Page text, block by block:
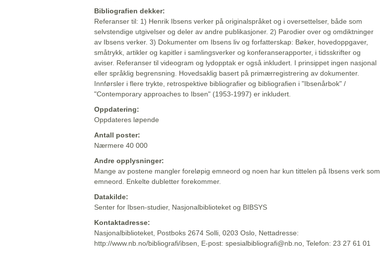
Bibliografien dekker:
Referanser til: 1) Henrik Ibsens verker på originalspråket og i oversettelser, både som
selvstendige utgivelser og deler av andre publikasjoner. 2) Parodier over og omdiktninger
av Ibsens verker. 3) Dokumenter om Ibsens liv og forfatterskap: Bøker, hovedoppgaver,
småtrykk, artikler og kapitler i samlingsverker og konferanserapporter, i tidsskrifter og
aviser. Referanser til videogram og lydopptak er også inkludert. I prinsippet ingen nasjonal
eller språklig begrensning. Hovedsaklig basert på primærregistrering av dokumenter.
Innførsler i flere trykte, retrospektive bibliografier og bibliografien i "Ibsenårbok" /
"Contemporary approaches to Ibsen" (1953-1997) er inkludert.
Oppdatering:
Oppdateres løpende
Antall poster:
Nærmere 40 000
Andre opplysninger:
Mange av postene mangler foreløpig emneord og noen har kun tittelen på Ibsens verk som
emneord. Enkelte dubletter forekommer.
Datakilde:
Senter for Ibsen-studier, Nasjonalbiblioteket og BIBSYS
Kontaktadresse:
Nasjonalbiblioteket, Postboks 2674 Solli, 0203 Oslo, Nettadresse:
http://www.nb.no/bibliografi/ibsen, E-post: spesialbibliografi@nb.no, Telefon: 23 27 61 01